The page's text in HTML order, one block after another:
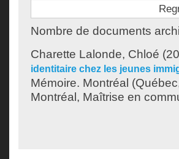
Nombre de documents
Charette Lalonde, Chloé
identitaire chez les jeunes
Mémoire. Montréal
Montréal, Maîtrise en